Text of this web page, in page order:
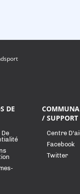
DE
/ SUPPORT
Centre
Facebook
Twitter